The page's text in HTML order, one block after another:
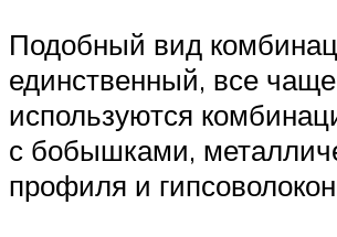
Подобный вид
единственный, все чаще
используются
с бобышками,
профиля и